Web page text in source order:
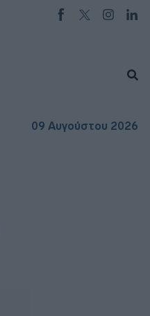
09 Αυγούστου 2026